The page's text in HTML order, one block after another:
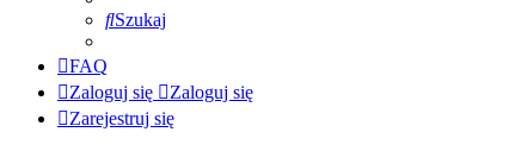
Szukaj
FAQ
Zaloguj się
Zaloguj się
Zarejestruj się